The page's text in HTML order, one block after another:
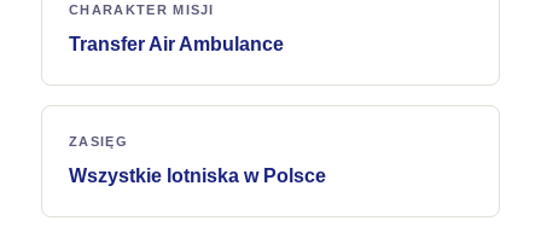
CHARAKTER MISJI
Transfer Air Ambulance
ZASIĘG
Wszystkie lotniska w Polsce